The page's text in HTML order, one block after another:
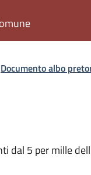
Documento albo
dal 5 per mille